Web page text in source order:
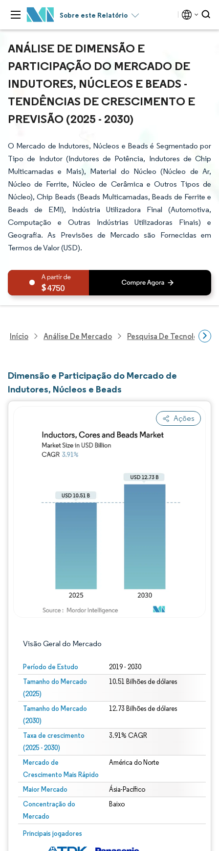
Sobre este Relatório
ANÁLISE DE DIMENSÃO E
PARTICIPAÇÃO DO MERCADO DE
INDUTORES, NÚCLEOS E BEADS -
TENDÊNCIAS DE CRESCIMENTO E
PREVISÃO (2025 - 2030)
O Mercado de Indutores, Núcleos e Beads é Segmentado por
Tipo de Indutor (Indutores de Potência, Indutores de Chip
Multicamadas e Mais), Material do Núcleo (Núcleo de Ar,
Núcleo de Ferrite, Núcleo de Cerâmica e Outros Tipos de
Núcleo), Chip Beads (Beads Multicamadas, Beads de Ferrite e
Beads de EMI), Indústria Utilizadora Final (Automotiva,
Computação e Outras Indústrias Utilizadoras Finais) e
Geografia. As Previsões de Mercado são Fornecidas em
Termos de Valor (USD).
4750
Início Análise De Mercado Pesquisa De Tecnologia,
Dimensão e Participação do Mercado de
Indutores, Núcleos e Beads
Ações
Visão Geral do Mercado
Período de Estudo 2019 - 2030
Tamanho do Mercado
(2025)
10.51 Bilhões de dólares
Tamanho do Mercado
(2030)
12.73 Bilhões de dólares
Taxa de crescimento
(2025 - 2030)
3.91% CAGR
Mercado de
Crescimento Mais Rápido
América do Norte
Maior Mercado Ásia-Pacífico
Concentração do
Mercado
Baixo
Principais jogadores
Imagem © Mordor Intelligence. O reuso requer atribuição conforme CC BY 4.0.